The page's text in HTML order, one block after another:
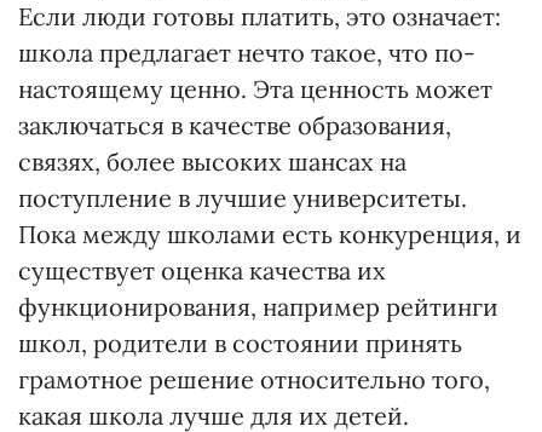
Если люди готовы платить, это означает:
школа предлагает нечто такое, что по-
настоящему ценно. Эта ценность может
заключаться в качестве образования,
связях, более высоких шансах на
поступление в лучшие университеты.
Пока между школами есть конкуренция, и
существует оценка качества их
функционирования, например рейтинги
школ, родители в состоянии принять
грамотное решение относительно того,
какая школа лучше для их детей.